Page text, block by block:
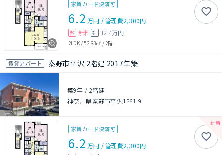
家賃カード決済可
6.2 万円 /管理費2,300円
敷 無料 礼 12.4万円
2LDK/52.83㎡ /2階
賃貸アパート 秦野市平沢 2階建 2017年築
築9年 / 2階建
神奈川県秦野市平沢1561-9
家賃カード決済可
6.2 万円 /管理費2,300円